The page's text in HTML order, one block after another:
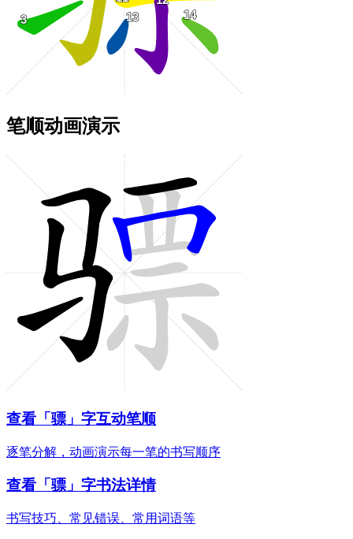
笔顺动画演示
查看「骠」字互动笔顺
逐笔分解，动画演示每一笔的书写顺序
查看「骠」字书法详情
书写技巧、常见错误、常用词语等